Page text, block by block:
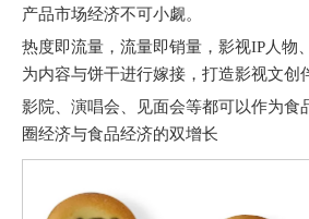
产品市场经济不可小觑。
热度即流量，流量即销量，影视IP人物
为内容与饼干进行嫁接，打造影视文创
影院、演唱会、见面会等都可以作为食
圈经济与食品经济的双增长